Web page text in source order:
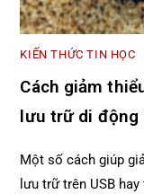
KIẾN THỨC TIN HỌC
Cách giảm
lưu trữ di động
Một số cách giúp
lưu trữ trên USB